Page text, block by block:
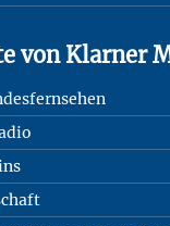
von Klarner